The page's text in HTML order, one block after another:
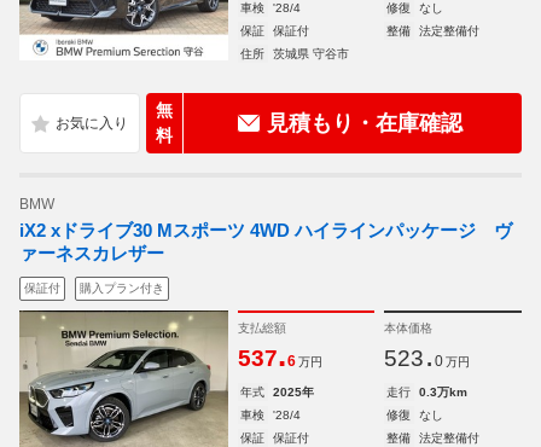
車検
'28/4 修復
なし
保証
保証付 整備
法定整備付
住所
茨城県 守谷市
無
料
見積もり・在庫確認
BMW
iX2 xドライブ30 Mスポーツ 4WD ハイラインパッケージ ヴ
ァーネスカレザー
保証付 購入プラン付き
支払総額
537.6 万円
本体価格
523. 0 万円
年式 2025年 走行
0.3万km
車検
'28/4 修復
なし
保証
保証付 整備
法定整備付